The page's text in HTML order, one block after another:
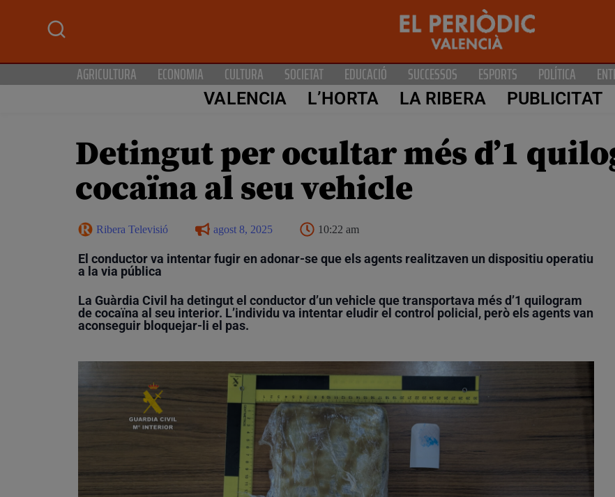
AGRICULTURA ECONOMIA CULTURA SOCIETAT EDUCACIÓ SUCCESSOS ESPORTS POLÍTICA
VALENCIA L’HORTA LA RIBERA PUBLICITAT
Detingut per ocultar més d’1
cocaïna al seu vehicle
Ribera Televisió agost 8, 2025 10:22 am
El conductor va intentar fugir en adonar-se que els agents realitzaven un dispositiu operatiu
a la via pública
La Guàrdia Civil ha detingut el conductor d’un vehicle que transportava més d’1 quilogram
de cocaïna al seu interior. L’individu va intentar eludir el control policial, però els agents van
aconseguir bloquejar-li el pas.